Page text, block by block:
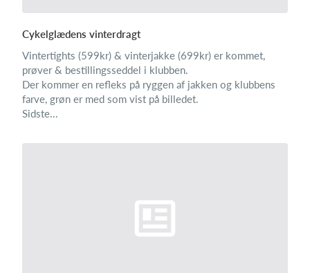
Cykelglædens vinterdragt
Vintertights (599kr) & vinterjakke (699kr) er kommet,
prøver & bestillingsseddel i klubben.
Der kommer en refleks på ryggen af jakken og klubbens
farve, grøn er med som vist på billedet.
Sidste...